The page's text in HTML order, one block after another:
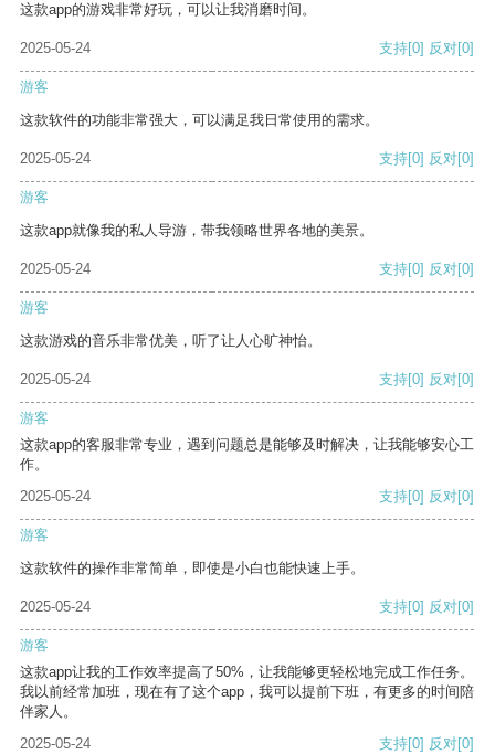
这款app的游戏非常好玩，可以让我消磨时间。
2025-05-24 支持[0] 反对[0]
游客
这款软件的功能非常强大，可以满足我日常使用的需求。
2025-05-24 支持[0] 反对[0]
游客
这款app就像我的私人导游，带我领略世界各地的美景。
2025-05-24 支持[0] 反对[0]
游客
这款游戏的音乐非常优美，听了让人心旷神怡。
2025-05-24 支持[0] 反对[0]
游客
这款app的客服非常专业，遇到问题总是能够及时解决，让我能够安心工
作。
2025-05-24
支持[0] 反对[0]
游客
这款软件的操作非常简单，即使是小白也能快速上手。
2025-05-24 支持[0] 反对[0]
游客
这款app让我的工作效率提高了50%，让我能够更轻松地完成工作任务。
我以前经常加班，现在有了这个app，我可以提前下班，有更多的时间陪
伴家人。
2025-05-24
支持[0] 反对[0]